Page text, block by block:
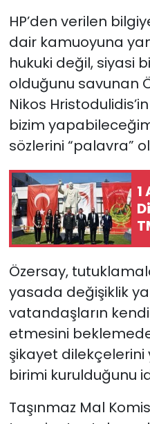
HP’den verilen
dair kamuoyuna
hukuki değil, siyasi
olduğunu savunan
Nikos
bizim
sözlerini “palavra”
1
Özersay,
yasada değişiklik
vatandaşların
etmesini
şikayet dilekçelerini
birimi kurulduğunu
Taşınmaz Mal
Video Galeri
YAŞAM
Yazarlar